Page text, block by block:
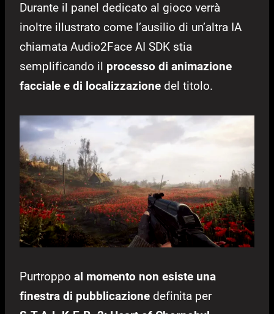
Durante il panel dedicato al gioco verrà
inoltre illustrato come l’ausilio di un’altra IA
chiamata Audio2Face AI SDK stia
semplificando il processo di animazione
facciale e di localizzazione del titolo.
Purtroppo al momento non esiste una
finestra di pubblicazione definita per